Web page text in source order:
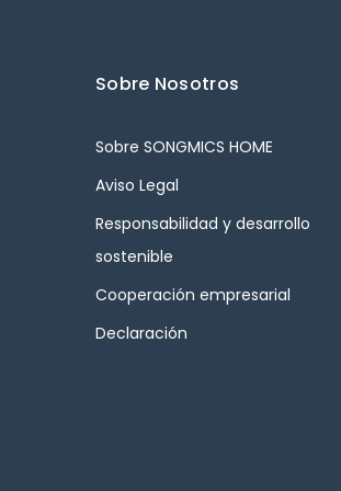
Sobre Nosotros
Sobre SONGMICS HOME
Aviso Legal
Responsabilidad y desarrollo
sostenible
Cooperación empresarial
Declaración